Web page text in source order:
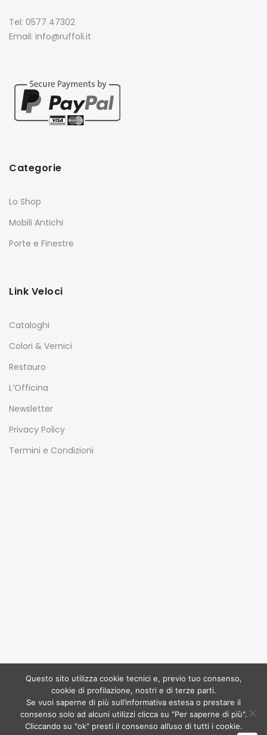
Tel: 0577 47302
Email: info@ruffoli.it
Categorie
Lo Shop
Mobili Antichi
Porte e Finestre
Link Veloci
Cataloghi
Colori & Vernici
Restauro
L’Officina
Newsletter
Privacy Policy
Termini e Condizioni
Copyright 2017Ruffoliall rights reserved. Powered by
Dinamo
Banca del Mezzogiorno MedioCredito Centrale S.p.A. | 25.000,00 | 30/06/2020 |
Garanzia diretta, Fondo di garanzia PMI, DL n.23 del 08/04/2020 (presente
Questo sito utilizza cookie tecnici e, previo tuo consenso,
cookie di profilazione, nostri e di terze parti.
Se vuoi saperne di più sull’informativa estesa o prestare il
consenso solo ad alcuni utilizzi clicca su "Per saperne di più".
Cliccando su "ok" presti il consenso all’uso di tutti i cookie.